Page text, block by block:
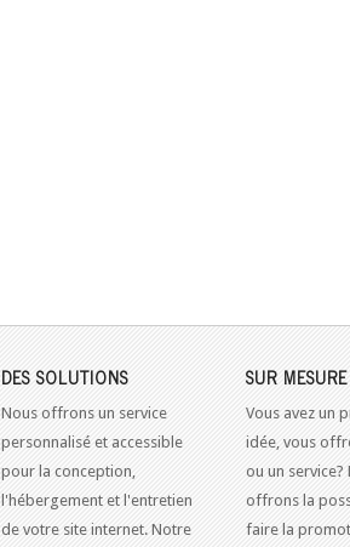
DES SOLUTIONS
Nous offrons un service
personnalisé et accessible
pour la conception,
l'hébergement et l'entretien
de votre site internet. Notre
SUR MESURE
Vous avez un
idée, vous
ou un service?
offrons la
faire la